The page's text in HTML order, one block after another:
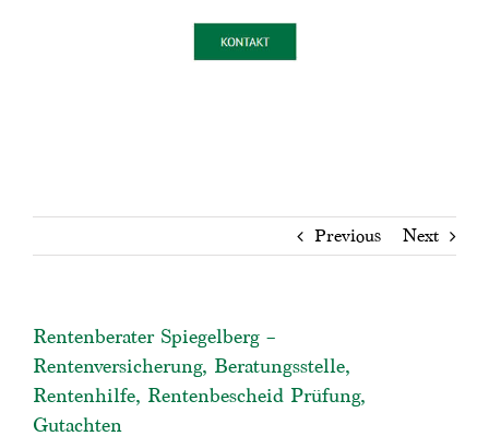
Previous Next
Rentenberater Spiegelberg –
Rentenversicherung, Beratungsstelle,
Rentenhilfe, Rentenbescheid Prüfung,
Gutachten